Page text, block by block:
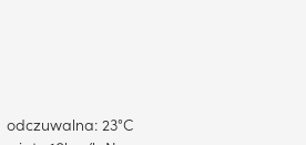
odczuwalna: 23°C